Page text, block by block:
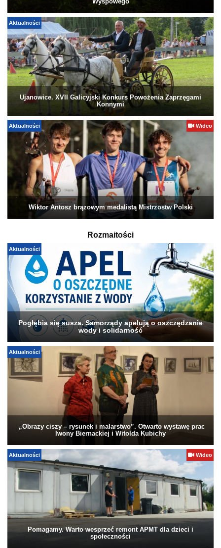
Wyspowego
Aktualności
Ujanowice. XVII Galicyjski Konkurs Powożenia Zaprzęgami
Konnymi
Aktualności Wideo
Wiktor Antosz brązowym medalistą Mistrzostw Polski
Rozmaitości
Aktualności
Pogłębia się susza. Samorządy apelują o oszczędzanie
wody i solidarność
Aktualności
„Obrazy ciszy – rysunek i malarstwo”. Otwarto wystawę prac
Iwony Biernackiej i Witolda Kubichy
Aktualności Wideo
Pomagamy. Warto wesprzeć remont APMT dla dzieci i
społeczności